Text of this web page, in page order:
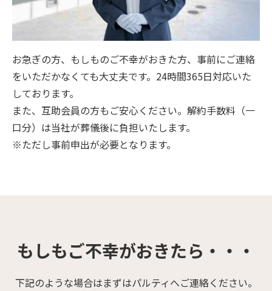
お急ぎの方、もしものご不幸がおきた方、事前にご連絡
をいただかなくても大丈夫です。24時間365日対応いた
しております。
また、互助会員の方もご安心ください。解約手数料（一
口分）は当社が葬儀後に負担いたします。
※ただし事前申出が必要となります。
もしもご不幸がおきたら・・・
下記のような場合はまずはパルティへご連絡ください。